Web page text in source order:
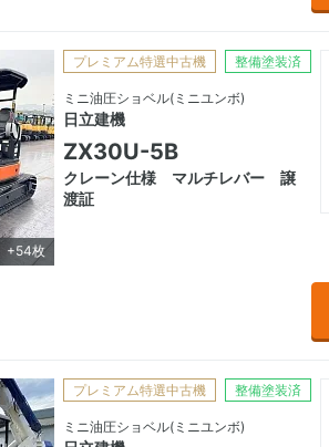
+54枚
プレミアム特選中古機 整備塗装済
ミニ油圧ショベル(ミニユンボ)
日立建機
ZX30U-5B
クレーン仕様 マルチレバー 譲
渡証
プレミアム特選中古機 整備塗装済
ミニ油圧ショベル(ミニユンボ)